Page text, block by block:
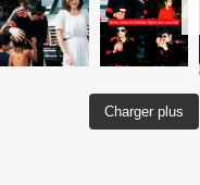
Charger plus